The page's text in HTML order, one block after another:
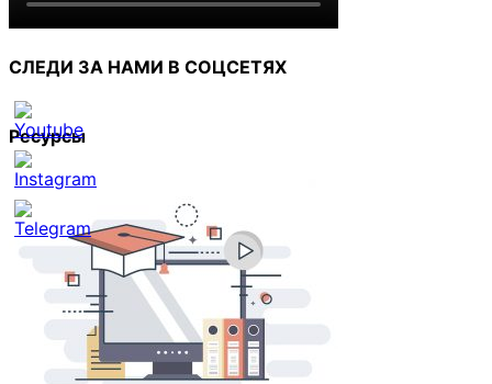
СЛЕДИ ЗА НАМИ В СОЦСЕТЯХ
Set
Youtube
Channel
Ресурсы